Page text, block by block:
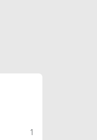
1